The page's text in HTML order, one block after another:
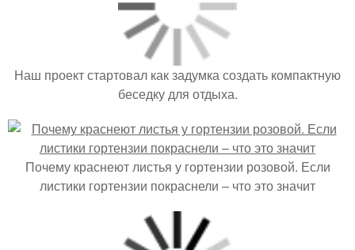
Наш проект стартовал как задумка создать компактную
беседку для отдыха.
Почему краснеют листья у гортензии розовой. Если
листики гортензии покраснели – что это значит